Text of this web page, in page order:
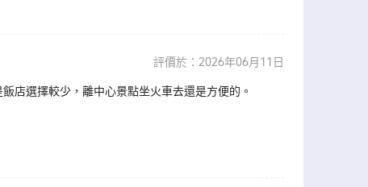
評價於：2026年06月11日
店選擇較少，離中心景點坐火車去還是方便的。